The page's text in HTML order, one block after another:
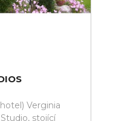
Verginia
stojící